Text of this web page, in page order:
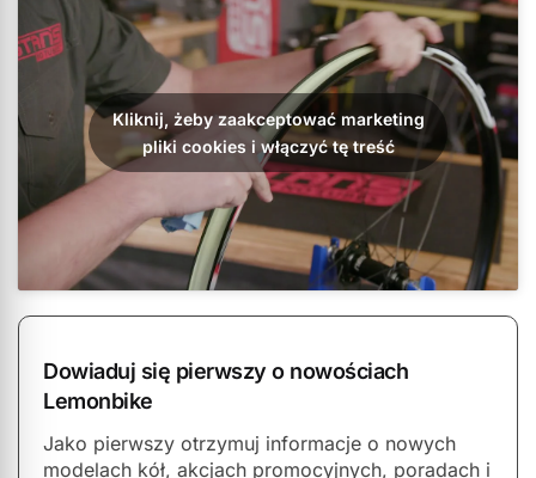
Kliknij, żeby zaakceptować marketing
pliki cookies i włączyć tę treść
Dowiaduj się pierwszy o nowościach
Lemonbike
Jako pierwszy otrzymuj informacje o nowych
modelach kół, akcjach promocyjnych, poradach i